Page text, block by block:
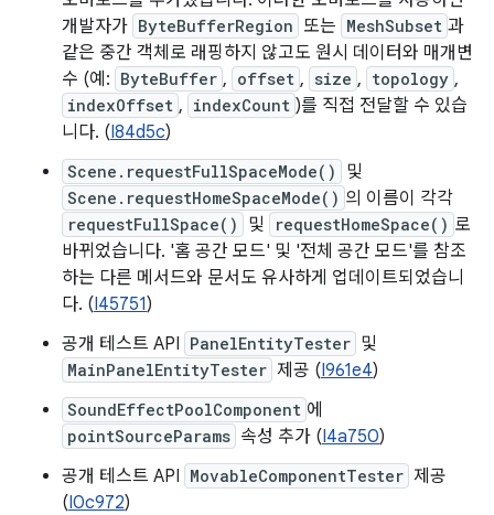
개발자가 ByteBufferRegion 또는 MeshSubset 과
같은 중간 객체로 래핑하지 않고도 원시 데이터와 매개변
수 (예: ByteBuffer , offset , size , topology ,
indexOffset , indexCount )를 직접 전달할 수 있습
니다. (I84d5c)
Scene.requestFullSpaceMode() 및
Scene.requestHomeSpaceMode() 의 이름이 각각
requestFullSpace() 및 requestHomeSpace() 로
바뀌었습니다. '홈 공간 모드' 및 '전체 공간 모드'를 참조
하는 다른 메서드와 문서도 유사하게 업데이트되었습니
다. (I45751)
공개 테스트 API PanelEntityTester 및
MainPanelEntityTester 제공 (I961e4)
SoundEffectPoolComponent 에
pointSourceParams 속성 추가 (I4a750)
공개 테스트 API MovableComponentTester 제공
(I0c972)